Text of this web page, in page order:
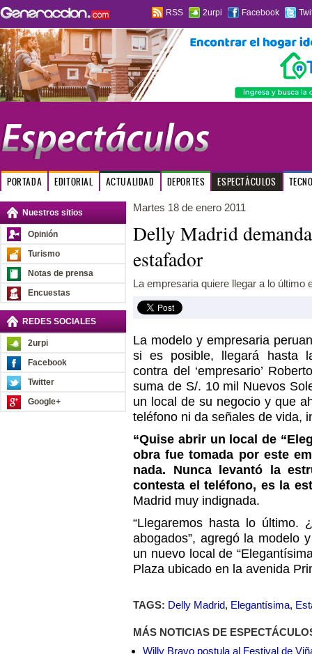
RSS 2urpi Facebook
PORTADA EDITORIAL ACTUALIDAD DEPORTES ESPECTÁCULOS
Nuestros sitios
Opinión
Turismo
Notas de prensa
Encuestas
REDES SOCIALES
2urpi
Facebook
Twitter
Google+
Martes 18 de enero 2011
Delly Madrid
estafador
La empresaria quiere llegar a lo último
La modelo y empresaria
si es posible, llegará hasta
contra del ‘empresario’
suma de S/. 10 mil Nuevos
un local de su negocio y que
teléfono ni da señales de vida,
“Quise abrir un local de
obra fue tomada por este
nada. Nunca levantó la
contesta el teléfono, es la
Madrid muy indignada.
“Llegaremos hasta lo último.
abogados”, agregó la modelo
un nuevo local de
Plaza ubicado en la avenida
TAGS: Delly Madrid, Elegantísima,
MÁS NOTICIAS DE
Willy Bravo postula al Festival de